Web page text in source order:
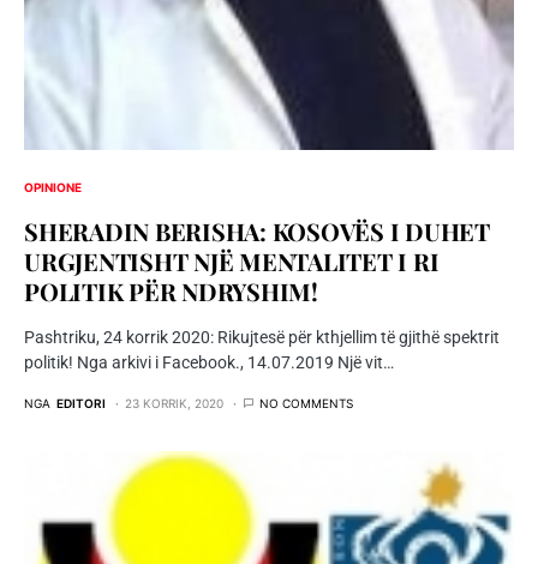
OPINIONE
SHERADIN BERISHA: KOSOVËS I DUHET
URGJENTISHT NJË MENTALITET I RI
POLITIK PËR NDRYSHIM!
Pashtriku, 24 korrik 2020: Rikujtesë për kthjellim të gjithë spektrit
politik! Nga arkivi i Facebook., 14.07.2019 Një vit…
NGA EDITORI 23 KORRIK, 2020 NO COMMENTS